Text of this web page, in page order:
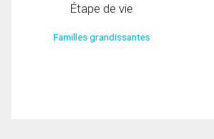
Étape de vie
Familles grandissantes